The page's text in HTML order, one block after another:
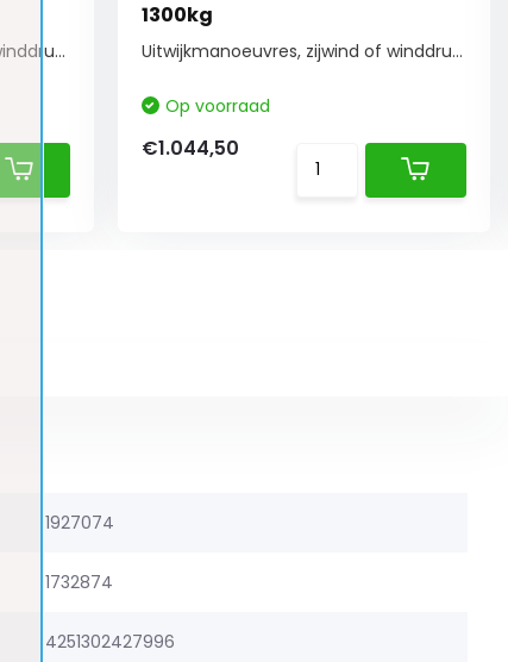
Uitwijkmanoeuvres, zijwind of winddruk bij het...
1300kg
Uitwijkmanoeuvres, zijwind of winddruk bij het...
Op voorraad
€1.044,50
1927074
1732874
4251302427996